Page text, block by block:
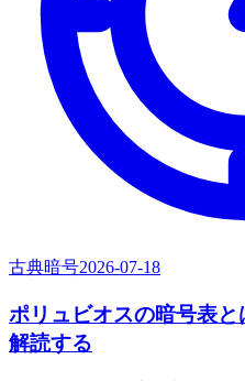
古典暗号2026-07-18
ポリュビオスの暗号表
解読する